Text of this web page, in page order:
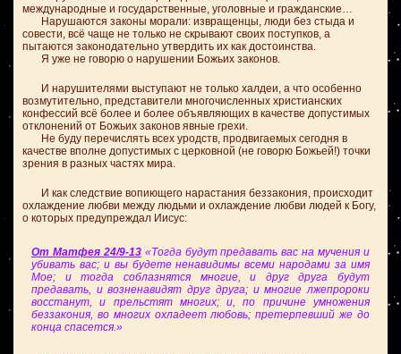
международные и государственные, уголовные и гражданские…
Нарушаются законы морали: извращенцы, люди без стыда и
совести, всё чаще не только не скрывают своих поступков, а
пытаются законодательно утвердить их как достоинства.
Я уже не говорю о нарушении Божьих законов.
И нарушителями выступают не только халдеи, а что особенно
возмутительно, представители многочисленных христианских
конфессий всё более и более объявляющих в качестве допустимых
отклонений от Божьих законов явные грехи.
Не буду перечислять всех уродств, продвигаемых сегодня в
качестве вполне допустимых с церковной (не говорю Божьей!) точки
зрения в разных частях мира.
И как следствие вопиющего нарастания беззакония, происходит
охлаждение любви между людьми и охлаждение любви людей к Богу,
о которых предупреждал Иисус:
От Матфея 24/9-13«Тогда будут предавать вас на мучения и
убивать вас; и вы будете ненавидимы всеми народами за имя
Мое; и тогда соблазнятся многие, и друг друга будут
предавать, и возненавидят друг друга; и многие лжепророки
восстанут, и прельстят многих; и, по причине умножения
беззакония, во многих охладеет любовь; претерпевший же до
конца спасется.»